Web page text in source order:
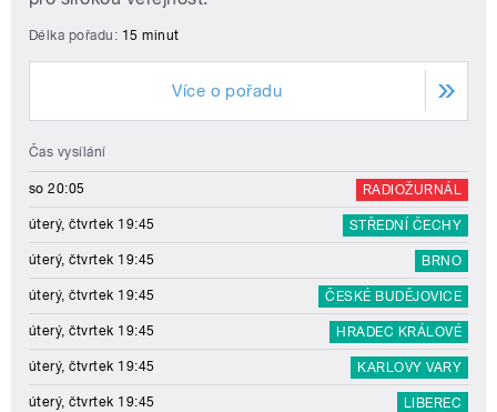
Délka pořadu: 15 minut
Více o pořadu
Čas vysílání
so 20:05 RADIOŽURNÁL
úterý, čtvrtek 19:45 STŘEDNÍ ČECHY
úterý, čtvrtek 19:45 BRNO
úterý, čtvrtek 19:45 ČESKÉ BUDĚJOVICE
úterý, čtvrtek 19:45 HRADEC KRÁLOVÉ
úterý, čtvrtek 19:45 KARLOVY VARY
úterý, čtvrtek 19:45 LIBEREC